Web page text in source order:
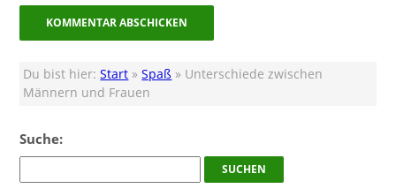
Du bist hier:Start »Spaß » Unterschiede zwischen
Männern und Frauen
Suche: